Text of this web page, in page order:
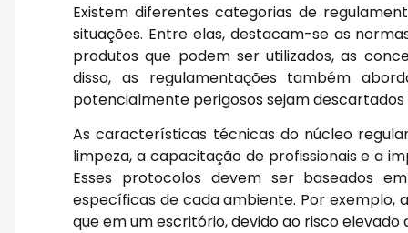
Existem diferentes categorias de
situações. Entre elas, destacam-se as
produtos que podem ser utilizados, as
disso, as regulamentações também
potencialmente perigosos sejam
As características técnicas do núcleo
limpeza, a capacitação de profissionais e a
Esses protocolos devem ser baseados
específicas de cada ambiente. Por exemplo,
que em um escritório, devido ao risco elevado